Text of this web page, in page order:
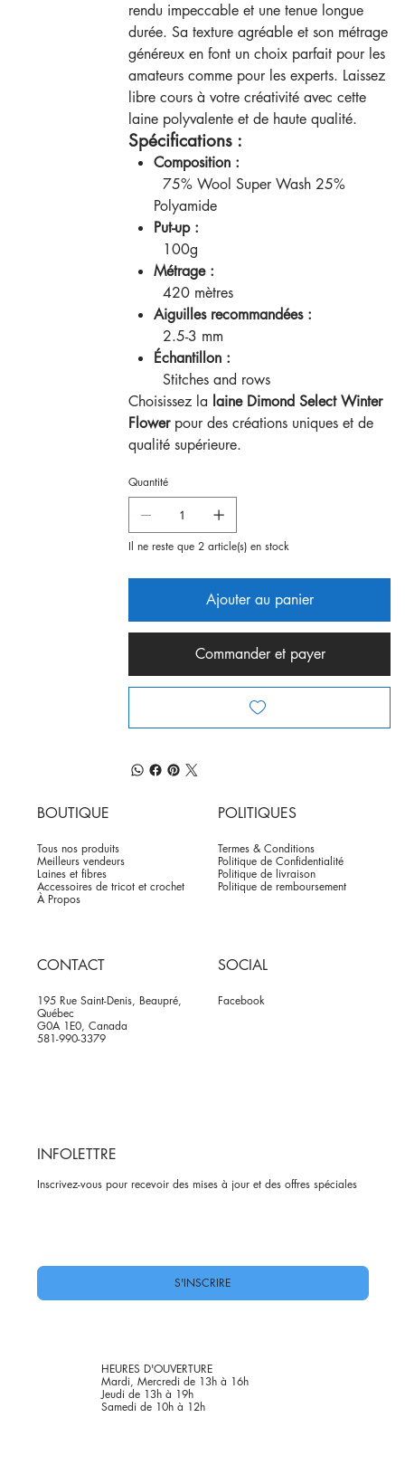
rendu impeccable et une tenue longue
durée. Sa texture agréable et son métrage
généreux en font un choix parfait pour les
amateurs comme pour les experts. Laissez
libre cours à votre créativité avec cette
laine polyvalente et de haute qualité.
Spécifications :
Composition :
75% Wool Super Wash 25%
Polyamide
Put-up :
100g
Métrage :
420 mètres
Aiguilles recommandées :
2.5-3 mm
Échantillon :
Stitches and rows
Choisissez la laine Dimond Select Winter
Flowerpour des créations uniques et de
qualité supérieure.
Quantité
Il ne reste que 2 article(s) en stock
Ajouter au panier
Commander et payer
BOUTIQUE
Tous nos produits
Meilleurs vendeurs
Laines et fibres
Accessoires de tricot et crochet
À Propos
POLITIQUES
Termes & Conditions
Politique de Confidentialité
Politique de livraison
Politique de remboursement
CONTACT
195 Rue Saint-Denis, Beaupré,
Québec
G0A 1E0, Canada
581-990-3379
SOCIAL
Facebook
INFOLETTRE
Inscrivez-vous pour recevoir des mises à jour et des offres spéciales
S'INSCRIRE
HEURES D'OUVERTURE
Mardi, Mercredi de 13h à 16h
Jeudi de 13h à 19h
Samedi de 10h à 12h